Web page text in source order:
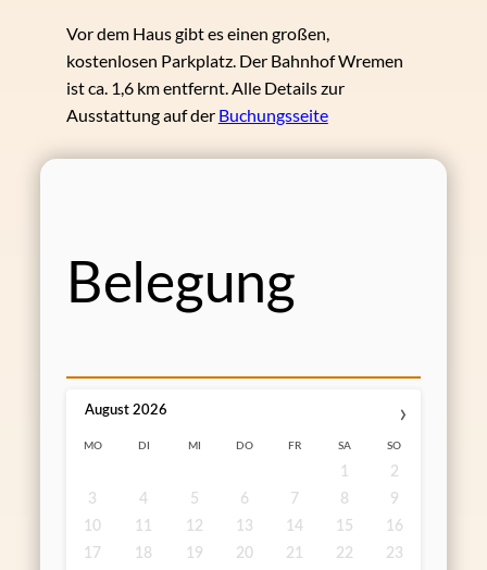
Vor dem Haus gibt es einen großen,
kostenlosen Parkplatz. Der Bahnhof Wremen
ist ca. 1,6 km entfernt. Alle Details zur
Ausstattung auf der Buchungsseite
Belegung
›
August 2026
MO DI MI DO FR SA SO
1
2
3
4 5 6 7 8
9
10
11 12 13 14 15
16
17
18 19 20 21 22 23